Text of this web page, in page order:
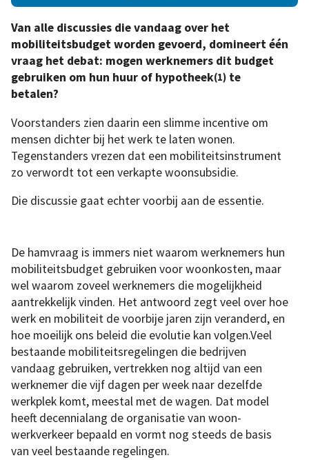
Van alle discussies die vandaag over het
mobiliteitsbudget worden gevoerd, domineert één
vraag het debat: mogen werknemers dit budget
gebruiken om hun huur of hypotheek(1) te
betalen?
Voorstanders zien daarin een slimme incentive om
mensen dichter bij het werk te laten wonen.
Tegenstanders vrezen dat een mobiliteitsinstrument
zo verwordt tot een verkapte woonsubsidie.
Die discussie gaat echter voorbij aan de essentie.
De hamvraag is immers niet waarom werknemers hun
mobiliteitsbudget gebruiken voor woonkosten, maar
wel waarom zoveel werknemers die mogelijkheid
aantrekkelijk vinden. Het antwoord zegt veel over hoe
werk en mobiliteit de voorbije jaren zijn veranderd, en
hoe moeilijk ons beleid die evolutie kan volgen.Veel
bestaande mobiliteitsregelingen die bedrijven
vandaag gebruiken, vertrekken nog altijd van een
werknemer die vijf dagen per week naar dezelfde
werkplek komt, meestal met de wagen. Dat model
heeft decennialang de organisatie van woon-
werkverkeer bepaald en vormt nog steeds de basis
van veel bestaande regelingen.